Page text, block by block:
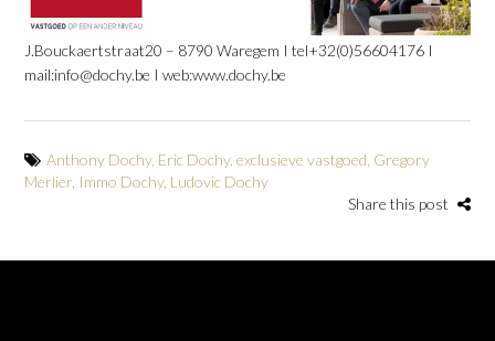
J.Bouckaertstraat20 – 8790 Waregem I tel+32(0)56604176 I
mail:info@dochy.be I web:www.dochy.be
Anthony Dochy, Eric Dochy,exclusieve vastgoed Gregory
Merlier Immo Dochy, Ludovic Dochy
Share this post